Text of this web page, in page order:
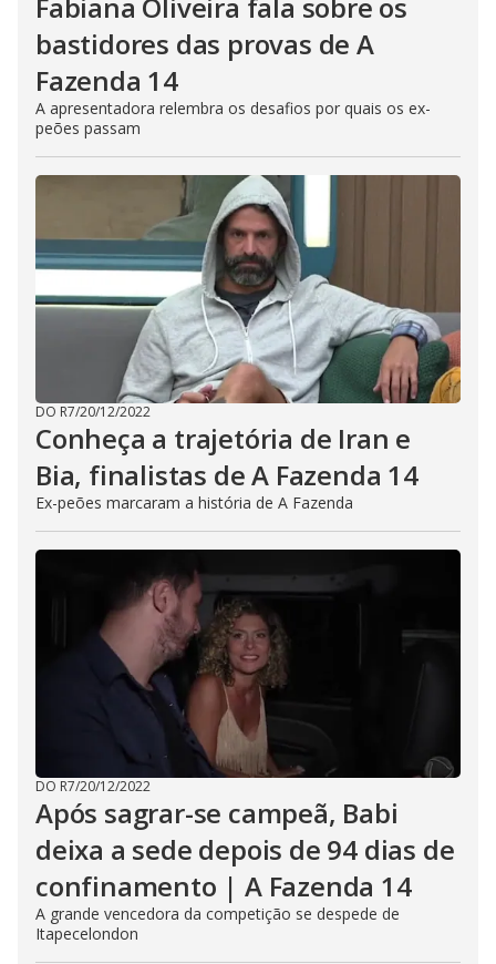
bastidores das provas de A
Fazenda 14
A apresentadora relembra os desafios por quais os ex-
peões passam
DO R7/20/12/2022
Conheça a trajetória de Iran e
Bia, finalistas de A Fazenda 14
Ex-peões marcaram a história de A Fazenda
DO R7/20/12/2022
Após sagrar-se campeã, Babi
deixa a sede depois de 94 dias de
confinamento | A Fazenda 14
A grande vencedora da competição se despede de
Itapecelondon